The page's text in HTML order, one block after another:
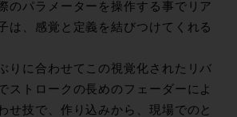
のパラメーターを操作する事でリア
は、感覚と定義を結びつけてくれる
りに合わせてこの視覚化されたリバ
ストロークの長めのフェーダーによ
せ技で、作り込みから、現場でのと